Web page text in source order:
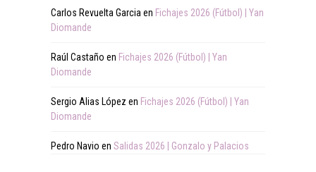
Carlos Revuelta Garcia en Fichajes 2026 (Fútbol) | Yan
Diomande
Raúl Castaño en Fichajes 2026 (Fútbol) | Yan
Diomande
Sergio Alias López en Fichajes 2026 (Fútbol) | Yan
Diomande
Pedro Navio en Salidas 2026 | Gonzalo y Palacios